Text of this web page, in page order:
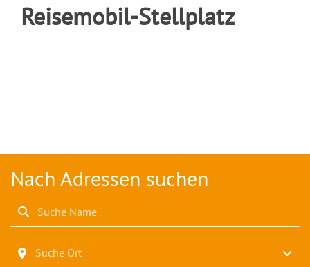
Reisemobil-Stellplatz
Nach Adressen suchen
Suchen
SuchenSuche Ort